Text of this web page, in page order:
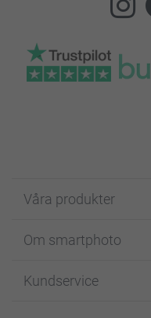
Våra produkter
Fotokort
Fotoböcker
Om smartphoto
För affiliates
Kundservice